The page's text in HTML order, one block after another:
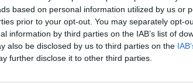
based on personal information utilized by us or
prior to your opt-out. You may separately opt-
information by third parties on the IAB’s list of
also be disclosed by us to third parties on the
further disclose it to other third parties.